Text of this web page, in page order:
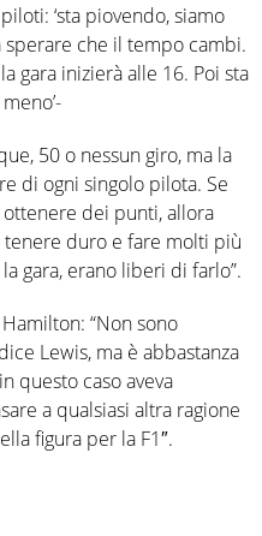
‘sta piovendo, siamo
sperare che il tempo cambi.
gara inizierà alle 16. Poi sta
50 o nessun giro, ma la
di ogni singolo pilota. Se
dei punti, allora
tenere duro e fare molti più
gara, erano liberi di farlo”.
“Non sono
Lewis, ma è abbastanza
questo caso aveva
a qualsiasi altra ragione
figura per la F1″.